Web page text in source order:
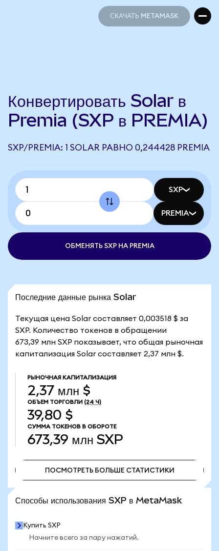
СКАЧАТЬ METAMASK
Конвертировать Solar в
Premia (SXP в PREMIA)
SXP/PREMIA: 1 SOLAR РАВНО 0,244428 PREMIA
SXP
PREMIA
ОБМЕНЯТЬ SXP НА PREMIA
Последние данные рынка Solar
Текущая цена Solar составляет 0,003518 $ за
SXP. Количество токенов в обращении
673,39 млн SXP показывает, что общая рыночная
капитализация Solar составляет 2,37 млн $.
РЫНОЧНАЯ КАПИТАЛИЗАЦИЯ
2,37 млн $
ОБЪЕМ ТОРГОВЛИ (24 Ч)
39,80 $
СУММА ТОКЕНОВ В ОБОРОТЕ
673,39 млн SXP
ПОСМОТРЕТЬ БОЛЬШЕ СТАТИСТИКИ
Способы использования SXP в MetaMask
Купить SXP
Начните всего за пару нажатий.